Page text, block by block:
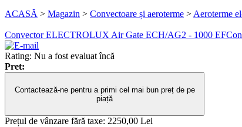
ACASĂ > Magazin > Convectoare și aeroterme >Aeroterme
Convector ELECTROLUX Air Gate ECH/AG2 - 1000 EF
Rating: Nu a fost evaluat încă
Pret:
Contactează-ne pentru a primi cel mai bun preț de pe
piață
Prețul de vânzare fără taxe: 2250,00 Lei